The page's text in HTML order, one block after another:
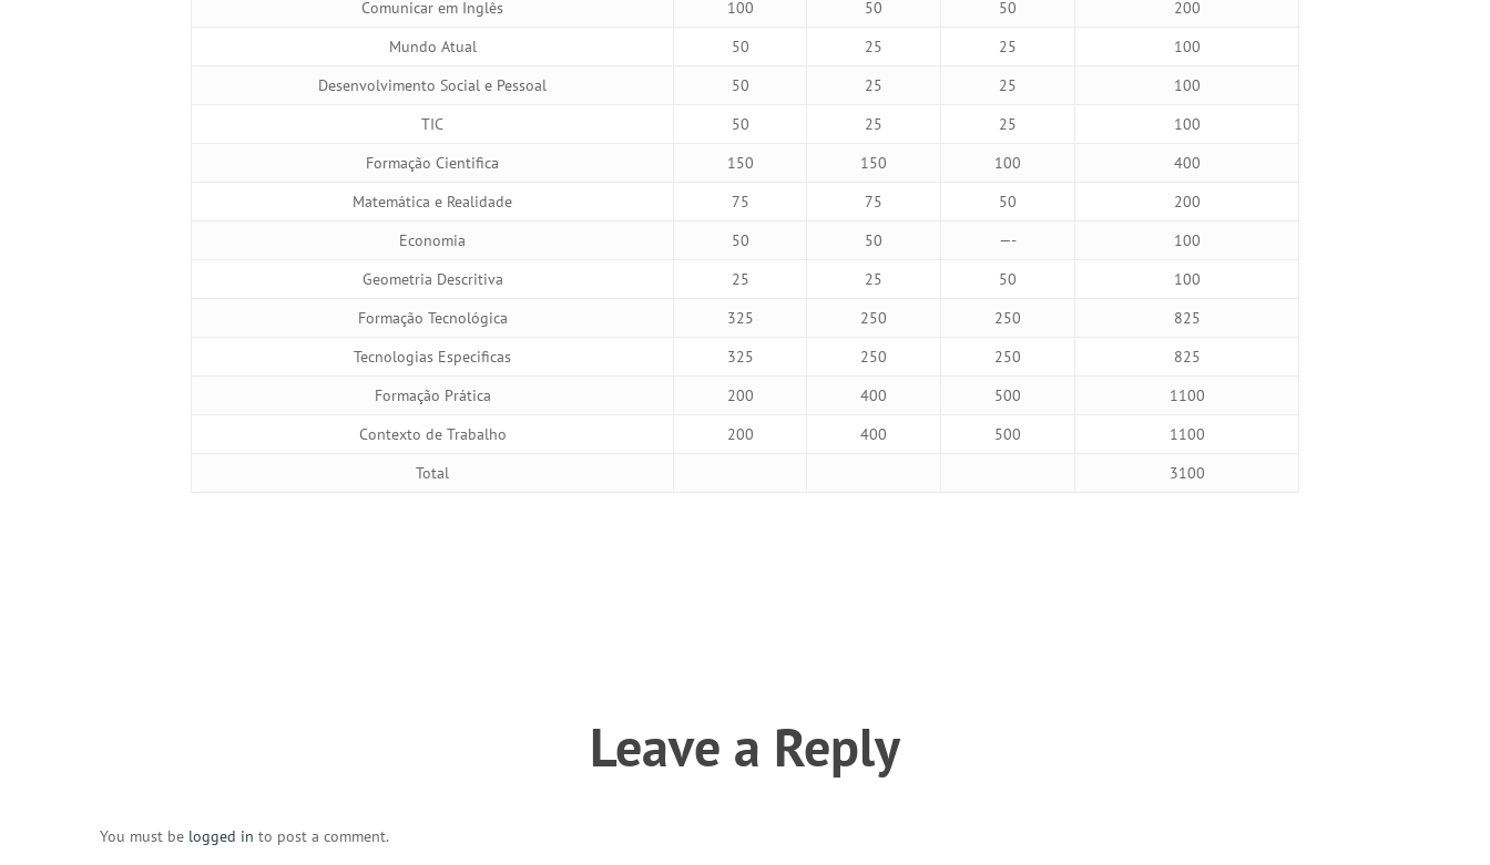
Comunicar em Inglês
100 50 50
200
Mundo Atual
50 25 25
100
Desenvolvimento Social e Pessoal
50 25 25
100
TIC
50 25 25
100
Formação Cientifica
150 150 100
400
Matemática e Realidade
75 75 50
200
Economia
50 50 —-
100
Geometria Descritiva
25 25 50
100
Formação Tecnológica
325 250 250
825
Tecnologias Especificas
325 250 250
825
Formação Prática
200 400 500
1100
Contexto de Trabalho
200 400 500
1100
Total
3100
Leave a Reply
You must be logged in to post a comment.